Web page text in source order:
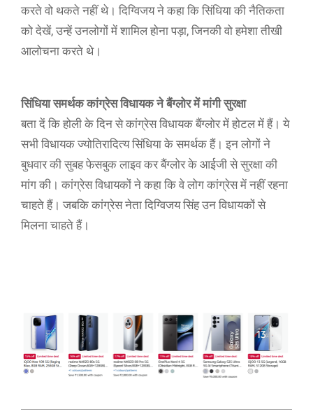
करते वो थकते नहीं थे। दिग्विजय ने कहा कि सिंधिया की नैतिकता
को देखें, उन्हें उनलोगों में शामिल होना पड़ा, जिनकी वो हमेशा तीखी
आलोचना करते थे।
सिंधिया समर्थक कांग्रेस विधायक ने बैंग्लोर में मांगी सुरक्षा
बता दें कि होली के दिन से कांग्रेस विधायक बैंग्लोर में होटल में हैं। ये
सभी विधायक ज्योतिरादित्य सिंधिया के समर्थक हैं। इन लोगों ने
बुधवार की सुबह फेसबुक लाइव कर बैंग्लोर के आईजी से सुरक्षा की
मांग की। कांग्रेस विधायकों ने कहा कि वे लोग कांग्रेस में नहीं रहना
चाहते हैं। जबकि कांग्रेस नेता दिग्विजय सिंह उन विधायकों से
मिलना चाहते हैं।